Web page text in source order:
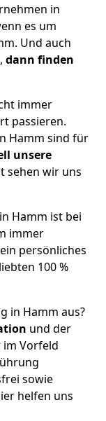
in
es um
Und auch
dann finden
immer
passieren.
Hamm sind für
unsere
sehen wir uns
Hamm ist bei
immer
persönliches
100 %
in Hamm aus?
und der
Vorfeld
sowie
helfen uns